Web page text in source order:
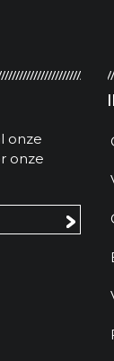
onze
onze